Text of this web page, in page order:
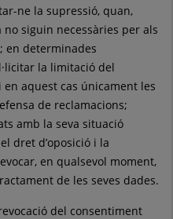
ne la supressió, quan,
siguin necessàries per als
en determinades
la limitació del
aquest cas únicament les
de reclamacions;
amb la seva situació
dret d’oposició i la
en qualsevol moment,
de les seves dades.
del consentiment